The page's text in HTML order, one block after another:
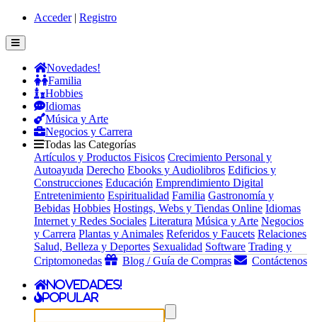
Acceder| Registro
Novedades!
Familia
Hobbies
Idiomas
Música y Arte
Negocios y Carrera
Todas las Categorías
Artículos y Productos Fisicos Crecimiento Personal y
Autoayuda Derecho Ebooks y Audiolibros Edificios y
Construcciones Educación Emprendimiento Digital
Entretenimiento Espiritualidad Familia Gastronomía y
Bebidas Hobbies Hostings, Webs y Tiendas Online Idiomas
Internet y Redes Sociales Literatura Música y Arte Negocios
y Carrera Plantas y Animales Referidos y Faucets Relaciones
Salud, Belleza y Deportes Sexualidad Software Trading y
Criptomonedas
Blog / Guía de Compras Contáctenos
Novedades!
Popular